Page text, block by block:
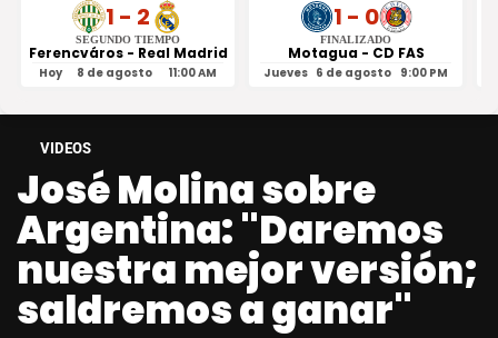
1 - 2
SEGUNDO TIEMPO
Ferencváros - Real Madrid
Hoy 8 de agosto 11:00 AM
1 - 0
FINALIZADO
Motagua - CD FAS
Jueves 6 de agosto 9:00 PM
VIDEOS
José Molina sobre
Argentina: "Daremos
nuestra mejor versión;
saldremos a ganar"